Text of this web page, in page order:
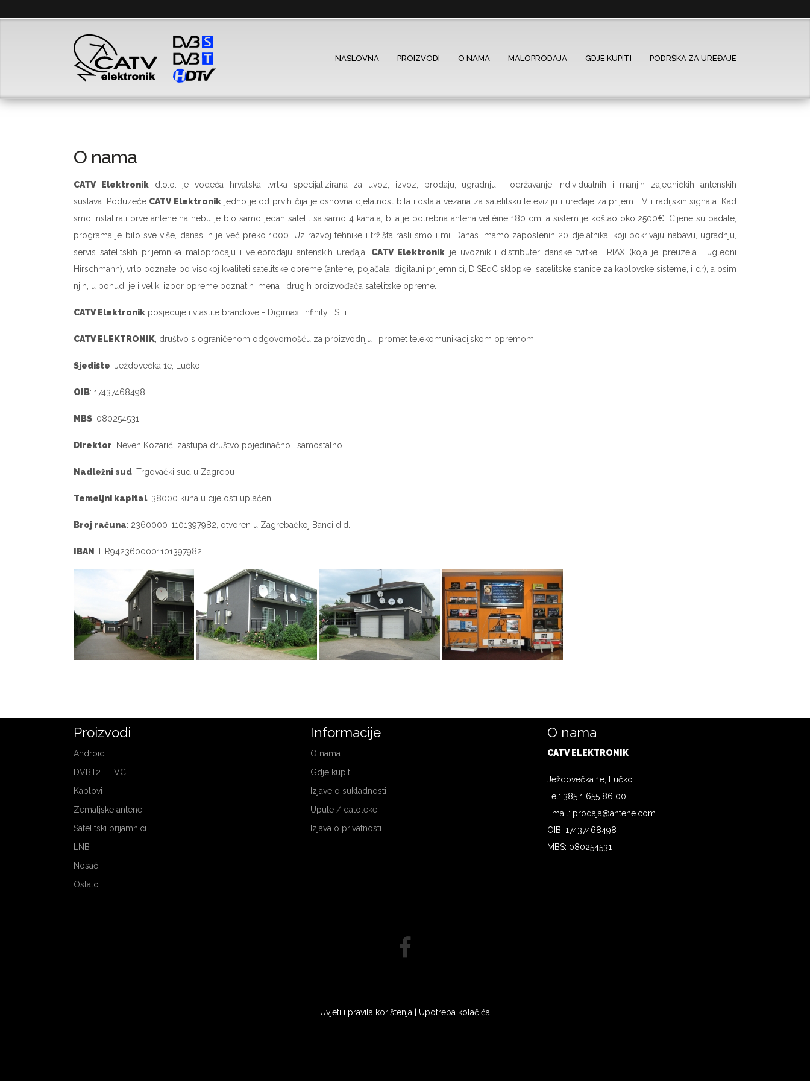
NASLOVNA PROIZVODI O NAMA MALOPRODAJA GDJE KUPITI PODRŠKA ZA UREĐAJE
O nama
CATV Elektronikd.o.o. je vodeća hrvatska tvrtka specijalizirana za uvoz, izvoz, prodaju, ugradnju i održavanje individualnih i manjih zajedničkih antenskih
sustava. Poduzeće CATV Elektronik jedno je od prvih čija je osnovna djelatnost bila i ostala vezana za satelitsku televiziju i uređaje za prijem TV i radijskih signala. Kad
smo instalirali prve antene na nebu je bio samo jedan satelit sa samo 4 kanala, bila je potrebna antena velièine 180 cm, a sistem je koštao oko 2500€. Cijene su padale,
programa je bilo sve više, danas ih je već preko 1000. Uz razvoj tehnike i tržišta rasli smo i mi. Danas imamo zaposlenih 20 djelatnika, koji pokrivaju nabavu, ugradnju,
servis satelitskih prijemnika maloprodaju i veleprodaju antenskih uređaja. CATV Elektronik je uvoznik i distributer danske tvrtke TRIAX (koja je preuzela i ugledni
Hirschmann), vrlo poznate po visokoj kvaliteti satelitske opreme (antene, pojačala, digitalni prijemnici, DiSEqC sklopke, satelitske stanice za kablovske sisteme, i dr), a osim
njih, u ponudi je i veliki izbor opreme poznatih imena i drugih proizvođača satelitske opreme.
CATV Elektronik posjeduje i vlastite brandove - Digimax, Infinity i STi.
CATV ELEKTRONIK, društvo s ograničenom odgovornošću za proizvodnju i promet telekomunikacijskom opremom
Sjedište: Ježdovečka 1e, Lučko
OIB: 17437468498
MBS: 080254531
Direktor: Neven Kozarić, zastupa društvo pojedinačno i samostalno
Nadležni sud: Trgovački sud u Zagrebu
Temeljni kapital: 38000 kuna u cijelosti uplaćen
Broj računa: 2360000-1101397982, otvoren u Zagrebačkoj Banci d.d.
IBAN : HR9423600001101397982
Proizvodi
Android
DVBT2 HEVC
Kablovi
Zemaljske antene
Satelitski prijamnici
LNB
Nosači
Ostalo
Informacije
O nama
Gdje kupiti
Izjave o sukladnosti
Upute / datoteke
Izjava o privatnosti
O nama
CATV ELEKTRONIK
Ježdovečka 1e, Lučko
Tel: 385 1 655 86 00
Email: prodaja@antene.com
OIB: 17437468498
MBS: 080254531
Uvjeti i pravila korištenja Upotreba kolačića